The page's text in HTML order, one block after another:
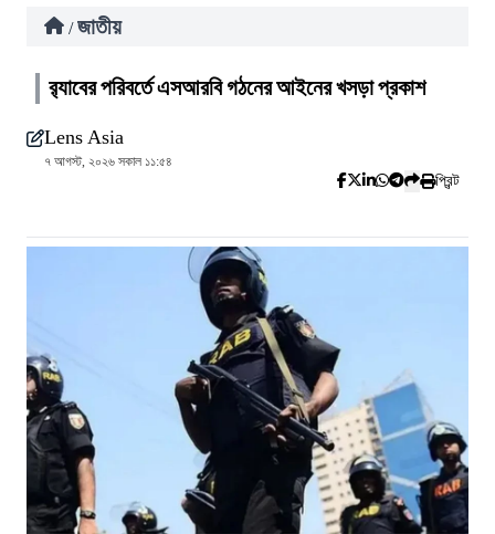
/ জাতীয়
র‍্যাবের পরিবর্তে এসআরবি গঠনের আইনের খসড়া প্রকাশ
Lens Asia
৭ আগস্ট, ২০২৬ সকাল ১১:৫৪
প্রিন্ট